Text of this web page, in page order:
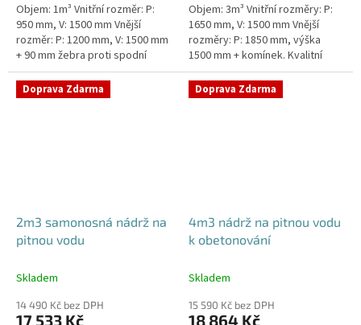
Objem: 1m³ Vnitřní rozměr: P:
950 mm, V: 1500 mm Vnější
rozměr: P: 1200 mm, V: 1500 mm
+ 90 mm žebra proti spodní
vodě + komínek Kvalitní nádrž na
pitnou vodu do míst vysokou...
Objem: 3m³ Vnitřní rozměry: P:
1650 mm, V: 1500 mm Vnější
rozměry: P: 1850 mm, výška
1500 mm + komínek. Kvalitní
nádrž na pitnou vodu pod
parkovací stání. Průměr a
umístění...
Doprava Zdarma
2m3 samonosná nádrž na
pitnou vodu
Skladem
14 490 Kč bez DPH
17 533 Kč
Doprava Zdarma
4m3 nádrž na pitnou vodu
k obetonování
Skladem
15 590 Kč bez DPH
18 864 Kč